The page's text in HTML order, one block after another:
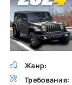
Жанр:
Требования: